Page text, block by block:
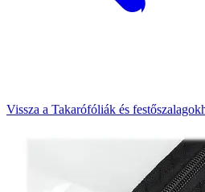
Vissza a Takarófóliák és